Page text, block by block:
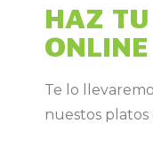
HAZ
ONLINE
Te lo
nuestos